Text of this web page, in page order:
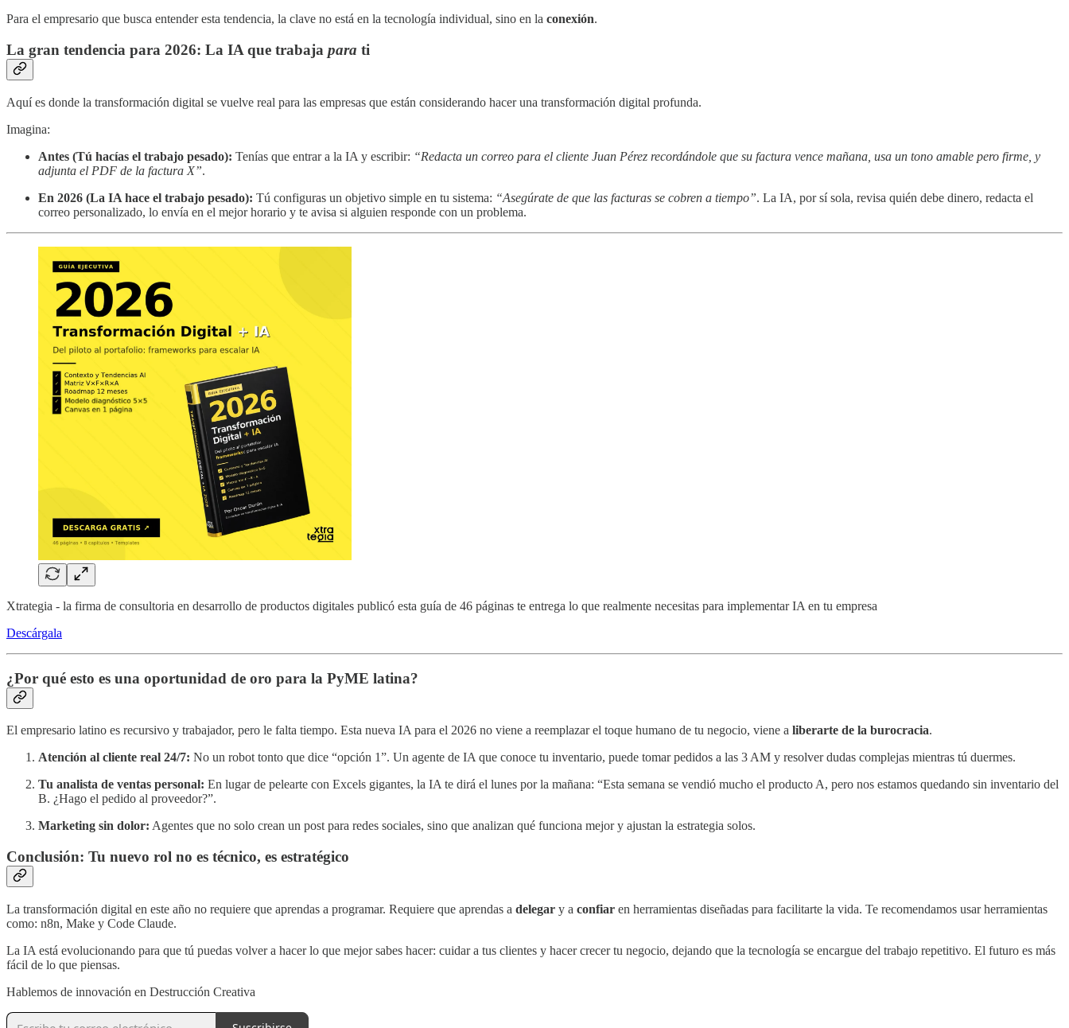
Para el empresario que busca entender esta tendencia, la clave no está en la tecnología individual, sino en la conexión.
La gran tendencia para 2026: La IA que trabaja para ti
Aquí es donde la transformación digital se vuelve real para las empresas que están considerando hacer una transformación digital profunda.
Imagina:
Antes (Tú hacías el trabajo pesado): Tenías que entrar a la IA y escribir: “Redacta un correo para el cliente Juan Pérez recordándole que su factura vence mañana, usa un tono amable pero firme, y
adjunta el PDF de la factura X”.
En 2026 (La IA hace el trabajo pesado): Tú configuras un objetivo simple en tu sistema: “Asegúrate de que las facturas se cobren a tiempo”. La IA, por sí sola, revisa quién debe dinero, redacta el
correo personalizado, lo envía en el mejor horario y te avisa si alguien responde con un problema.
Xtrategia - la firma de consultoria en desarrollo de productos digitales publicó esta guía de 46 páginas te entrega lo que realmente necesitas para implementar IA en tu empresa
Descárgala
¿Por qué esto es una oportunidad de oro para la PyME latina?
El empresario latino es recursivo y trabajador, pero le falta tiempo. Esta nueva IA para el 2026 no viene a reemplazar el toque humano de tu negocio, viene a liberarte de la burocracia.
Atención al cliente real 24/7: No un robot tonto que dice “opción 1”. Un agente de IA que conoce tu inventario, puede tomar pedidos a las 3 AM y resolver dudas complejas mientras tú duermes.
Tu analista de ventas personal: En lugar de pelearte con Excels gigantes, la IA te dirá el lunes por la mañana: “Esta semana se vendió mucho el producto A, pero nos estamos quedando sin inventario del
B. ¿Hago el pedido al proveedor?”.
Marketing sin dolor: Agentes que no solo crean un post para redes sociales, sino que analizan qué funciona mejor y ajustan la estrategia solos.
Conclusión: Tu nuevo rol no es técnico, es estratégico
La transformación digital en este año no requiere que aprendas a programar. Requiere que aprendas a delegar y a confiar en herramientas diseñadas para facilitarte la vida. Te recomendamos usar herramientas
como: n8n, Make y Code Claude.
La IA está evolucionando para que tú puedas volver a hacer lo que mejor sabes hacer: cuidar a tus clientes y hacer crecer tu negocio, dejando que la tecnología se encargue del trabajo repetitivo. El futuro es más
fácil de lo que piensas.
Hablemos de innovación en Destrucción Creativa